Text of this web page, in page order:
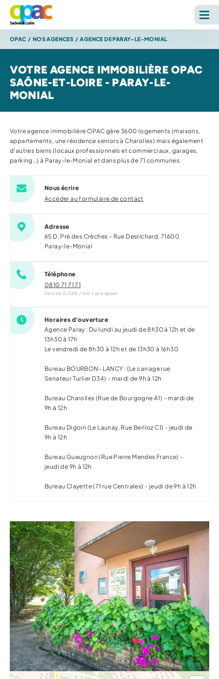
LOUER
ACHETER
L'OPAC
S'INFORMER
RECHERCHE SUR LE SITE *
ESPACE PERSONNEL
OPAC / NOS AGENCES / AGENCE DE PARAY-LE-MONIAL
VOTRE AGENCE IMMOBILIÈRE OPAC
SAÔNE-ET-LOIRE - PARAY-LE-
MONIAL
Votre agence immobilière OPAC gère 3600 logements (maisons,
appartements, une résidence seniors à Charolles) mais également
d'autres biens (locaux professionnels et commerciaux, garages,
parking…) à Paray-le-Monial et dans plus de 71 communes.
Nous écrire
Accéder au formulaire de contact
Adresse
65 D, Pré des Crèches - Rue Desrichard, 71600
Paray-le-Monial
Téléphone
0810 71 71 71
Service 0,06€ / min + prix appel
Horaires d'ouverture
Agence Paray : Du lundi au jeudi de 8h30 à 12h et de
13h30 à 17h
Le vendredi de 8h30 à 12h et de 13h30 à 16h30
Bureau BOURBON- LANCY : (Le carrage rue
Senateur Turlier D34) - mardi de 9h à 12h
Bureau Charolles (Rue de Bourgogne A1) - mardi de
9h à 12h
Bureau Digoin (Le Launay, Rue Berlioz C1) - jeudi de
9h à 12h
Bureau Gueugnon (Rue Pierre Mendes France) -
jeudi de 9h à 12h
Bureau Clayette (71 rue Centrales) - jeudi de 9h à 12h